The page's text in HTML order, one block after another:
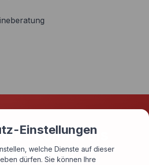
kommt als
Nächstes?
Einstellungen
welche Dienste auf dieser
dürfen. Sie können Ihre